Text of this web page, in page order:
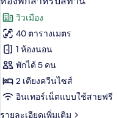
ทวิ
น
ภาพถ่าย
ทั้งหมด
ของ
ห้อง
พัก
สำหรับ
วิวเมือง
40 ตารางเมตร
1 ห้องนอน
พักได้ 5 คน
2 เตียงควีนไซส์
อินเทอร์เน็ตแบบใช้สายฟรี
รายละเอียดเพิ่มเติม
ราย